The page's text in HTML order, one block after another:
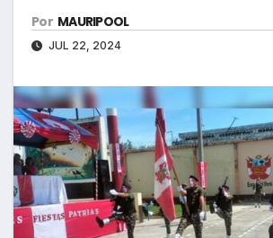
Por MAURIPOOL
JUL 22, 2024